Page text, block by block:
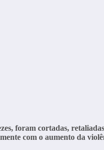
foram cortadas,
com o aumento da